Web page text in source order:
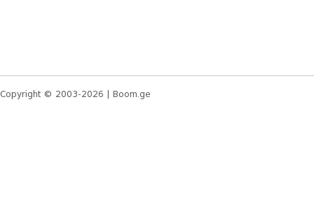
Copyright © 2003-2026 | Boom.ge